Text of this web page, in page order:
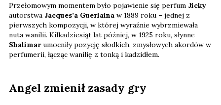
Przełomowym momentem było pojawienie się perfum Jicky
autorstwa Jacques’a Guerlaina w 1889 roku – jednej z
pierwszych kompozycji, w której wyraźnie wybrzmiewała
nuta wanilii. Kilkadziesiąt lat później, w 1925 roku, słynne
Shalimarumocniły pozycję słodkich, zmysłowych akordów w
perfumerii, łącząc wanilię z tonką i kadzidłem.
Angel zmienił zasady gry